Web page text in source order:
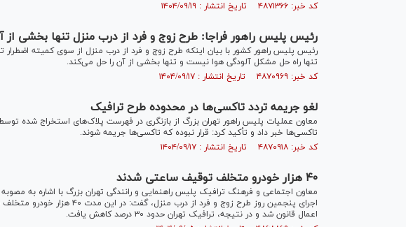
کد خبر: ۴۸۷۱۳۶۶ تاریخ انتشار : ۱۴۰۴/۰۹/۱۹
رئیس پلیس راهور فراجا: طرح زوج و فرد از درب منزل تنها بخشی از
رئیس پلیس راهور کشور با بیان اینکه طرح زوج و فرد از درب منزل از سوی کمیته
تنها راه حل مشکل آلودگی هوا نیست و تنها بخشی از آن را حل می‌کند.
کد خبر: ۴۸۷۰۹۶۹ تاریخ انتشار : ۱۴۰۴/۰۹/۱۷
لغو جریمه‌ تردد تاکسی‌ها در محدوده طرح ترافیک
معاون عملیات پلیس راهور تهران بزرگ از بازنگری در فهرست پلاک‌های استخراج‌ شده
تاکسی‌ها خبر داد و تأکید کرد: قرار نبوده که تاکسی‌ها جریمه شوند.
کد خبر: ۴۸۷۰۹۱۸ تاریخ انتشار : ۱۴۰۴/۰۹/۱۷
۴۰ هزار خودرو متخلف توقیف ساعتی شدند
معاون اجتماعی و فرهنگ ترافیک پلیس راهنمایی و رانندگی تهران بزرگ با اشاره به مصوبه
اعمال قانون شد و در نتیجه، ترافیک تهران حدود ۳۰ درصد کاهش یافت.